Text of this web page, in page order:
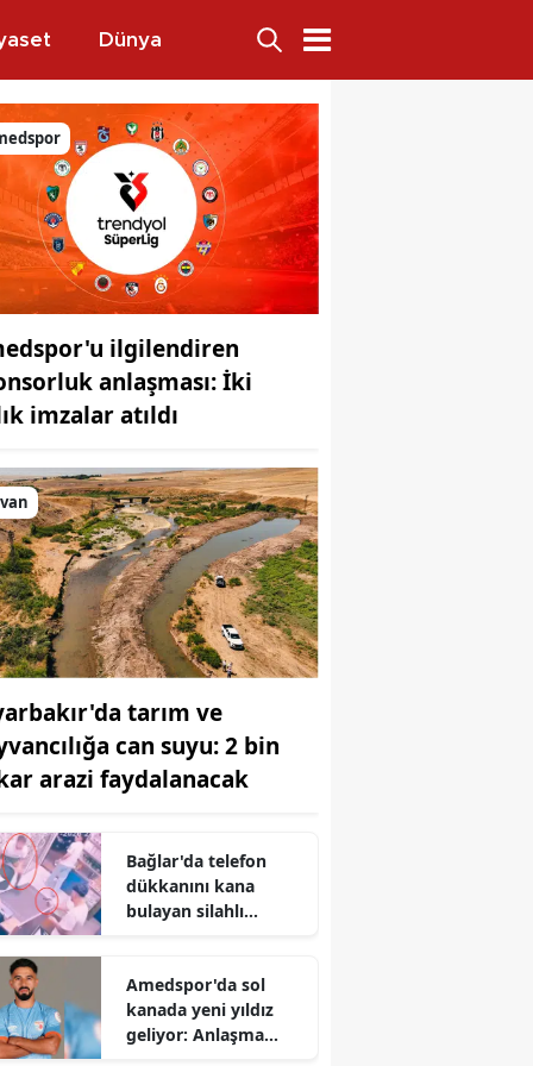
Dünya
ilgilendiren
anlaşması: İki
imzalar atıldı
tarım ve
can suyu: 2 bin
arazi faydalanacak
Bağlar'da telefon
dükkanını kana
bulayan silahlı
Amedspor'da sol
kanada yeni yıldız
geliyor: Anlaşma